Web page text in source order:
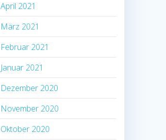
April 2021
März 2021
Februar 2021
Januar 2021
Dezember 2020
November 2020
Oktober 2020